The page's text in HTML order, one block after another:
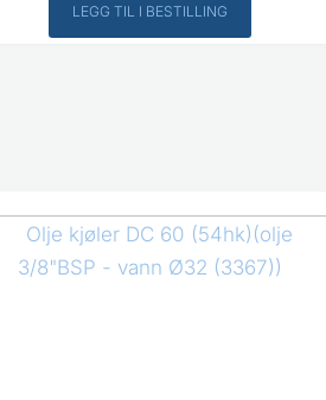
LEGG TIL I BESTILLING